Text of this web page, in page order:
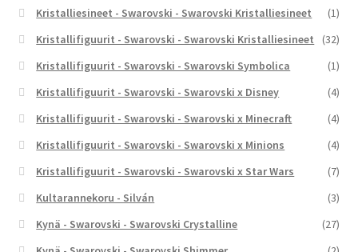
Kristalliesineet - Swarovski - Swarovski Kristalliesineet
(1)
Kristallifiguurit - Swarovski - Swarovski Kristalliesineet
(32)
Kristallifiguurit - Swarovski - Swarovski Symbolica
(1)
Kristallifiguurit - Swarovski - Swarovski x Disney
(4)
Kristallifiguurit - Swarovski - Swarovski x Minecraft
(4)
Kristallifiguurit - Swarovski - Swarovski x Minions
(4)
Kristallifiguurit - Swarovski - Swarovski x Star Wars
(7)
Kultarannekoru - Silván
(3)
Kynä - Swarovski - Swarovski Crystalline
(27)